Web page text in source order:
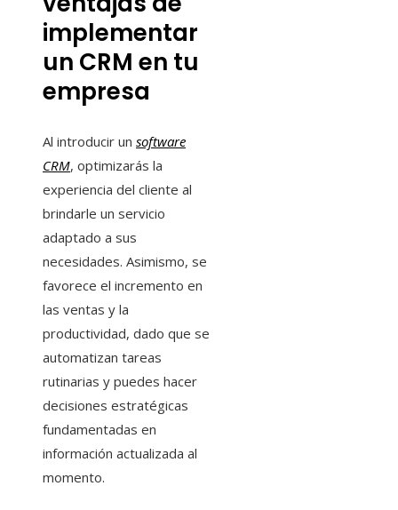
implementar
un CRM en tu
empresa
Al introducir un software
CRM, optimizarás la
experiencia del cliente al
brindarle un servicio
adaptado a sus
necesidades. Asimismo, se
favorece el incremento en
las ventas y la
productividad, dado que se
automatizan tareas
rutinarias y puedes hacer
decisiones estratégicas
fundamentadas en
información actualizada al
momento.